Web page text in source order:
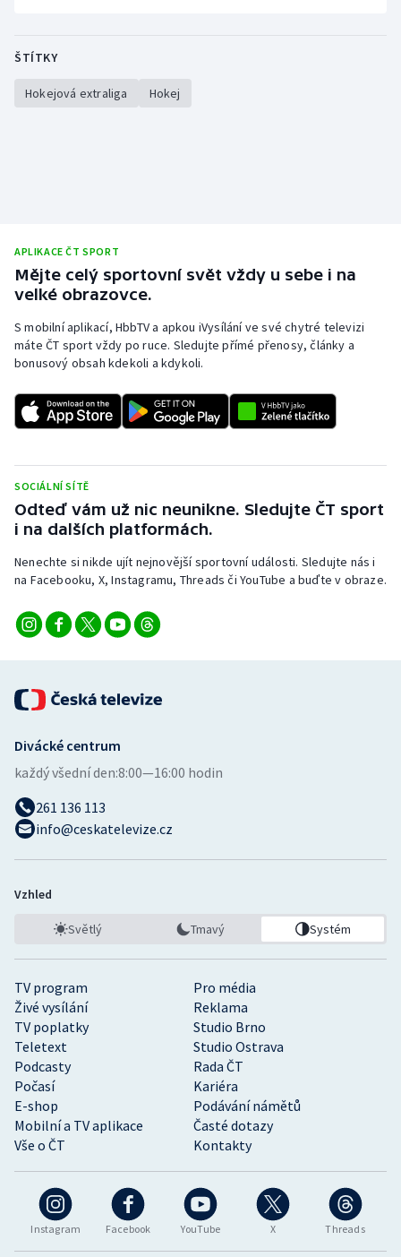
ŠTÍTKY
Hokejová extraliga Hokej
APLIKACE ČT SPORT
Mějte celý sportovní svět vždy u sebe i na
velké obrazovce.
S mobilní aplikací, HbbTV a apkou iVysílání ve své chytré televizi
máte ČT sport vždy po ruce. Sledujte přímé přenosy, články a
bonusový obsah kdekoli a kdykoli.
SOCIÁLNÍ SÍTĚ
Odteď vám už nic neunikne. Sledujte ČT sport
i na dalších platformách.
Nenechte si nikde ujít nejnovější sportovní události. Sledujte nás i
na Facebooku, X, Instagramu, Threads či YouTube a buďte v obraze.
Instagram Facebook YouTube X Threads
TV program
Pro média
Živé vysílání
Reklama
TV poplatky
Studio Brno
Teletext
Studio Ostrava
Podcasty
Rada ČT
Počasí
Kariéra
E-shop
Podávání námětů
Mobilní a TV aplikace
Časté dotazy
Vše o ČT
Kontakty
Divácké centrum
každý všední den:8:00—16:00 hodin
261 136 113
info@ceskatelevize.cz
Vzhled
Světlý Tmavý Systém